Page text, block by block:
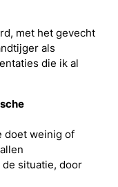
met het gevecht
als
die ik al
doet weinig of
de situatie, door